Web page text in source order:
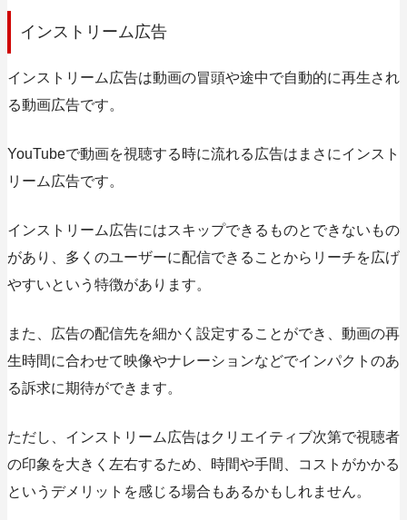
インストリーム広告
インストリーム広告は動画の冒頭や途中で自動的に再生され
る動画広告です。
YouTubeで動画を視聴する時に流れる広告はまさにインスト
リーム広告です。
インストリーム広告にはスキップできるものとできないもの
があり、多くのユーザーに配信できることからリーチを広げ
やすいという特徴があります。
また、広告の配信先を細かく設定することができ、動画の再
生時間に合わせて映像やナレーションなどでインパクトのあ
る訴求に期待ができます。
ただし、インストリーム広告はクリエイティブ次第で視聴者
の印象を大きく左右するため、時間や手間、コストがかかる
というデメリットを感じる場合もあるかもしれません。